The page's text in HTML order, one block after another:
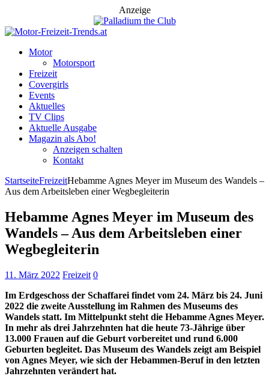
Anzeige
Motor
Motorsport
Freizeit
Covergirls
Events
Aktuelles
TV Clips
Aktuelle Ausgabe
Magazin als Abo!
Anzeigen schalten
Kontakt
StartseiteFreizeitHebamme Agnes Meyer im Museum des Wandels –
Aus dem Arbeitsleben einer Wegbegleiterin
Hebamme Agnes Meyer im Museum des
Wandels – Aus dem Arbeitsleben einer
Wegbegleiterin
11. März 2022 Freizeit 0
Im Erdgeschoss der Schaffarei findet vom 24. März bis 24. Juni
2022 die zweite Ausstellung im Rahmen des Museums des
Wandels statt. Im Mittelpunkt steht die Hebamme Agnes Meyer.
In mehr als drei Jahrzehnten hat die heute 73-Jährige über
13.000 Frauen auf die Geburt vorbereitet und rund 6.000
Geburten begleitet. Das Museum des Wandels zeigt am Beispiel
von Agnes Meyer, wie sich der Hebammen-Beruf in den letzten
Jahrzehnten verändert hat.